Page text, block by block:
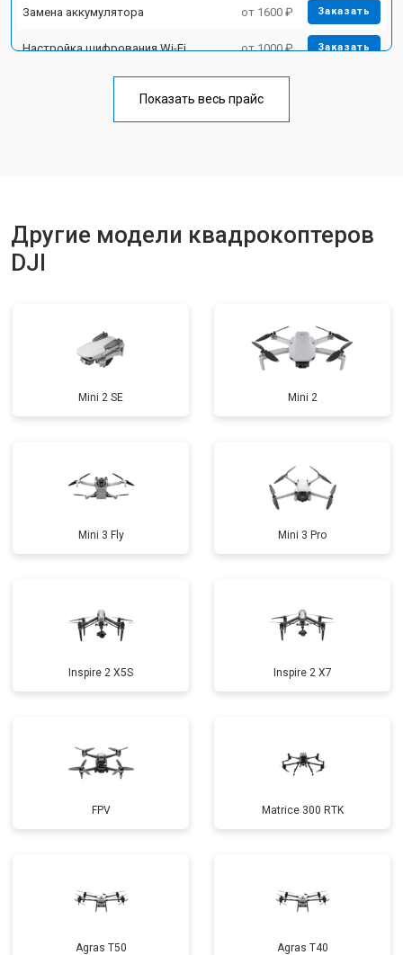
Замена аккумулятора от 1600 ₽ Заказать
Настройка шифрования Wi-Fi от 1000 ₽ Заказать
Замена материнской платы от 2800 ₽
Показать весь прайс
Другие модели квадрокоптеров
DJI
Mini 2 SE Mini 2
Mini 3 Fly Mini 3 Pro
Inspire 2 X5S Inspire 2 X7
FPV Matrice 300 RTK
Agras T50 Agras T40